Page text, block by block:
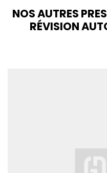
NOS AUTRES
RÉVISION